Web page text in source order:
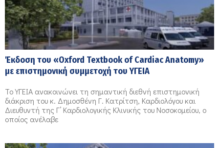
Έκδοση του «Oxford Textbook of Cardiac Anatomy»
με επιστημονική συμμετοχή του ΥΓΕΙΑ
Το ΥΓΕΙΑ ανακοινώνει τη σημαντική διεθνή επιστημονική
διάκριση του κ. Δημοσθένη Γ. Κατρίτση, Καρδιολόγου και
Διευθυντή της Γ’ Καρδιολογικής Κλινικής του Νοσοκομείου, ο
οποίος ανέλαβε